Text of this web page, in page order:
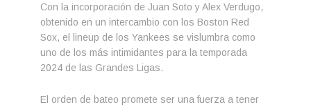
Con la incorporación de Juan Soto y Alex Verdugo,
obtenido en un intercambio con los Boston Red
Sox, el lineup de los Yankees se vislumbra como
uno de los más intimidantes para la temporada
2024 de las Grandes Ligas.
El orden de bateo promete ser una fuerza a tener